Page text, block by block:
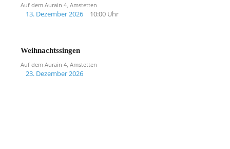
Auf dem Aurain 4, Amstetten
13. Dezember 2026 10:00 Uhr
Weihnachtssingen
Auf dem Aurain 4, Amstetten
23. Dezember 2026